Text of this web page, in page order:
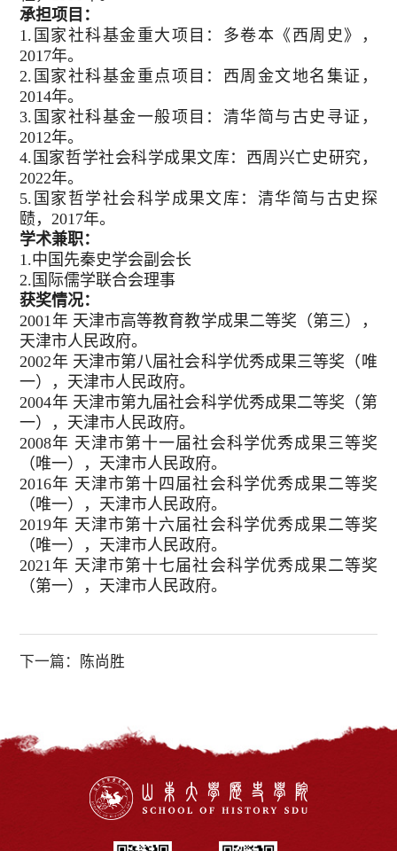
承担项目：
1.国家社科基金重大项目：多卷本《西周史》，
2017年。
2.国家社科基金重点项目：西周金文地名集证，
2014年。
3.国家社科基金一般项目：清华简与古史寻证，
2012年。
4.国家哲学社会科学成果文库：西周兴亡史研究，
2022年。
5.国家哲学社会科学成果文库：清华简与古史探
赜，2017年。
学术兼职：
1.中国先秦史学会副会长
2.国际儒学联合会理事
获奖情况：
2001年 天津市高等教育教学成果二等奖（第三），
天津市人民政府。
2002年 天津市第八届社会科学优秀成果三等奖（唯
一），天津市人民政府。
2004年 天津市第九届社会科学优秀成果二等奖（第
一），天津市人民政府。
2008年 天津市第十一届社会科学优秀成果三等奖
（唯一），天津市人民政府。
2016年 天津市第十四届社会科学优秀成果二等奖
（唯一），天津市人民政府。
2019年 天津市第十六届社会科学优秀成果二等奖
（唯一），天津市人民政府。
2021年 天津市第十七届社会科学优秀成果二等奖
（第一），天津市人民政府。
下一篇： 陈尚胜